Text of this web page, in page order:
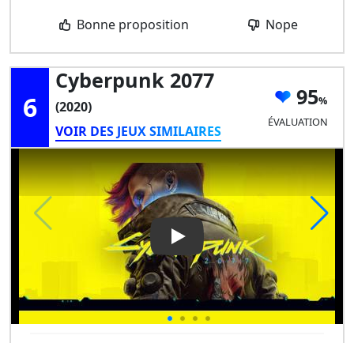
Bonne proposition Nope
6
Cyberpunk 2077
(2020)
VOIR DES JEUX SIMILAIRES
95
ÉVALUATION
Play Video: Cyberpunk 2077